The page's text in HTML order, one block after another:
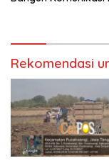
Rekomendasi